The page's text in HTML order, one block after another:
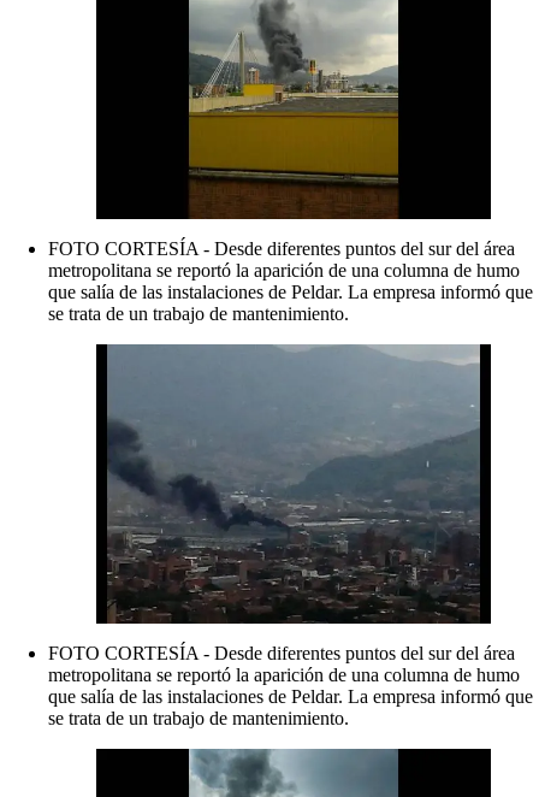
FOTO CORTESÍA - Desde diferentes puntos del sur del área
metropolitana se reportó la aparición de una columna de humo
que salía de las instalaciones de Peldar. La empresa informó que
se trata de un trabajo de mantenimiento.
FOTO CORTESÍA - Desde diferentes puntos del sur del área
metropolitana se reportó la aparición de una columna de humo
que salía de las instalaciones de Peldar. La empresa informó que
se trata de un trabajo de mantenimiento.